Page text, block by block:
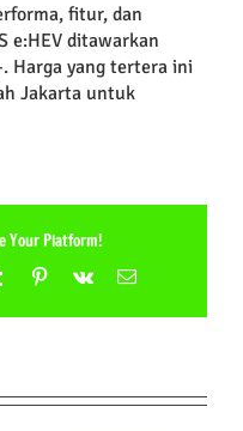
fitur, dan
e:HEV ditawarkan
Harga yang tertera ini
Jakarta untuk
Your Platform!
TumblrPinterest
Vk Email